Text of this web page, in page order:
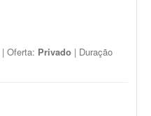
| Oferta: Privado | Duração